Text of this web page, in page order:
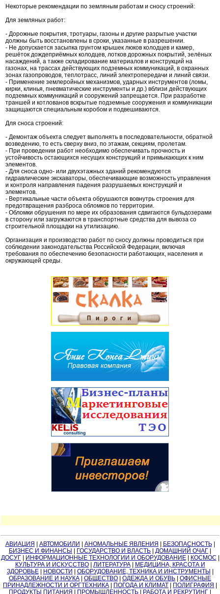
Некоторые рекомендации по земляным работам и сносу строений:
Для земляных работ:
- Дорожные покрытия, тротуары, газоны и другие разрытые участки
должны быть восстановлены в сроки, указанные в разрешении.
- Не допускается засыпка грунтом крышек люков колодцев и камер,
решёток дождеприёмных колодцев, лотков дорожных покрытий, зелёных
насаждений, а также складирование материалов и конструкций на
газонах, на трассах действующих подземных коммуникаций, в охранных
зонах газопроводов, теплотрасс, линий электропередачи и линий связи.
- Применение землеройных механизмов, ударных инструментов (ломы,
кирки, клинья, пневматические инструменты и др.) вблизи действующих
подземных коммуникаций и сооружений запрещается. При разработке
траншей и котлованов вскрытые подземные сооружения и коммуникации
защищаются специальным коробом и подвешиваются.
Для сноса строений:
- Демонтаж объекта следует выполнять в последовательности, обратной
возведению, то есть сверху вниз, по этажам, секциям, пролетам.
- При проведении работ необходимо обеспечивать прочность и
устойчивость остающихся несущих конструкций и примыкающих к ним
элементов.
- Для сноса одно- или двухэтажных зданий рекомендуются
гидравлические экскаваторы, обеспечивающие возможность управления
и контроля направления падения разрушаемых конструкций и
элементов.
- Вертикальные части объекта обрушаются вовнутрь строения для
предотвращения разброса обломков по территории.
- Обломки обрушения по мере их образования сдвигаются бульдозерами
в сторону или загружаются в транспортные средства для вывоза со
строительной площадки на утилизацию.
Организация и производство работ по сносу должны проводиться при
соблюдении законодательства Российской Федерации, включая
требования по обеспечению безопасности работающих, населения и
окружающей среды.
АВИАЦИЯ АВТОМОБИЛИ АНОМАЛЬНЫЕ ЯВЛЕНИЯ БЕЗОПАСНОСТЬ|
БИЗНЕС И ФИНАНСЫ
ГОСУДАРСТВО И ВЛАСТЬ ДОМАШНИЙ ОЧАГ
ДОСУГ| ИНФОРМАЦИОННЫЕ ТЕХНОЛОГИИ И ОБОРУДОВАНИЕ| КОСМОС
КУЛЬТУРА И ИСКУССТВО| ЛИТЕРАТУРА|
МЕДИЦИНА, КРАСОТА И
ЗДОРОВЬЕ| НОВОСТИ ОБОРУДОВАНИЕ, ТЕХНИКА И ИНСТРУМЕНТЫ
ОБРАЗОВАНИЕ И НАУКА
ОБЩЕСТВО ОДЕЖДА И ОБУВЬ
ОФИСНЫЕ
ПРИНАДЛЕЖНОСТИ И ОРГТЕХНИКА
ПОГОДА И КЛИМАТ ПОЛИГРАФИЯ
ПРОДУКТЫ ПИТАНИЯ
ПРОМЫШЛЕННОСТЬ РАБОТА И РЕКРУТИНГ